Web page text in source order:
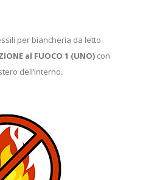
per biancheria da letto
al FUOCO 1 (UNO) con
dell’Interno.